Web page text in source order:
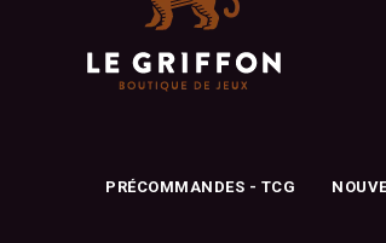
PRÉCOMMANDES - TCG